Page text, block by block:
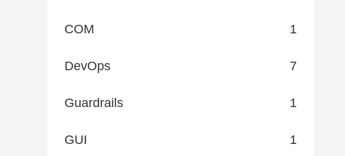
COM 1
DevOps 7
Guardrails 1
GUI 1